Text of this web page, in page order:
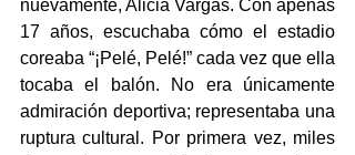
nuevamente, Alicia Vargas. Con apenas
17 años, escuchaba cómo el estadio
coreaba “¡Pelé, Pelé!” cada vez que ella
tocaba el balón. No era únicamente
admiración deportiva; representaba una
ruptura cultural. Por primera vez, miles